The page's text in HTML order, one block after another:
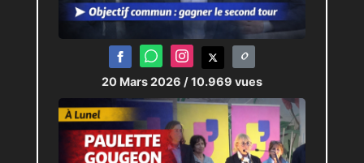
20 Mars 2026 / 10.969 vues